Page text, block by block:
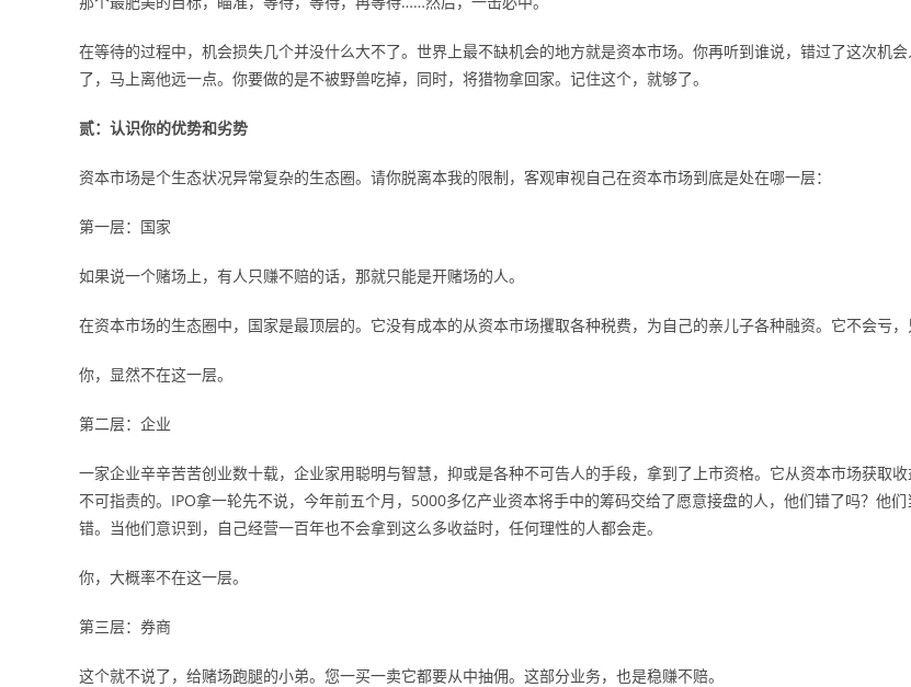
在等待的过程中，机会损失几个并没什么大不了。世界上最不缺机会的地方就是资本市场。你再听到谁说，错过了这次机
了，马上离他远一点。你要做的是不被野兽吃掉，同时，将猎物拿回家。记住这个，就够了。
贰：认识你的优势和劣势
资本市场是个生态状况异常复杂的生态圈。请你脱离本我的限制，客观审视自己在资本市场到底是处在哪一层：
第一层：国家
如果说一个赌场上，有人只赚不赔的话，那就只能是开赌场的人。
在资本市场的生态圈中，国家是最顶层的。它没有成本的从资本市场攫取各种税费，为自己的亲儿子各种融资。它不会亏，
你，显然不在这一层。
第二层：企业
一家企业辛辛苦苦创业数十载，企业家用聪明与智慧，抑或是各种不可告人的手段，拿到了上市资格。它从资本市场获取收
不可指责的。IPO拿一轮先不说，今年前五个月，5000多亿产业资本将手中的筹码交给了愿意接盘的人，他们错了吗？他
错。当他们意识到，自己经营一百年也不会拿到这么多收益时，任何理性的人都会走。
你，大概率不在这一层。
第三层：券商
这个就不说了，给赌场跑腿的小弟。您一买一卖它都要从中抽佣。这部分业务，也是稳赚不赔。